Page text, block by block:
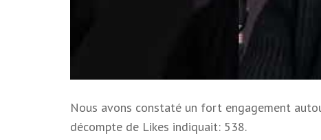
Nous avons constaté un fort engagement
décompte de Likes indiquait: 538.